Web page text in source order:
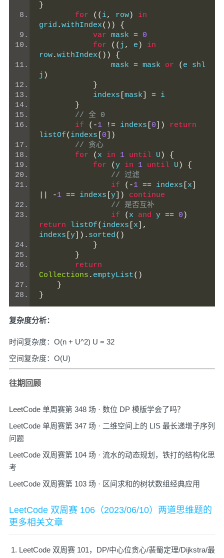
}
for
(( i, row)
in
grid .withIndex())
{
var mask = 0
for
(( j , e )
in
row.withIndex())
{
                mask
= mask or ( e shl
j )
}
            indexs
mask = i
}
// 全 0
if
(-1 != indexs 0 ])
return
listOf( indexs 0 ])
// 贪心
for
( x in 1 until U )
{
for
(y in 1 until U )
{
// 过滤
if
(-1 == indexs x
-1 == indexs y ])
continue
// 是否互补
if
( x and y == 0 )
return listOf( indexs x ],
indexs y ]). sorted()
}
}
return
Collections . emptyList()
}
}
复杂度分析：
时间复杂度：O(n + U^2) U = 32
空间复杂度：O(U)
往期回顾
LeetCode 单周赛第 348 场 · 数位 DP 模版学会了吗？
LeetCode 单周赛第 347 场 · 二维空间上的 LIS 最长递增子序列
问题
LeetCode 双周赛第 104 场 · 流水的动态规划，铁打的结构化思
考
LeetCode 双周赛第 103 场 · 区间求和的树状数组经典应用
LeetCode 双周赛 106（2023/06/10）两道思维题的
更多相关文章
LeetCode 双周赛 101，DP/中心位贪心/裴蜀定理/Dijkstra/最